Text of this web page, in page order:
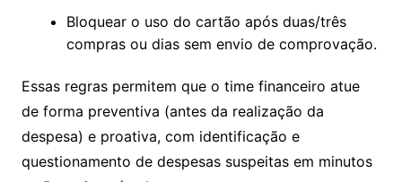
Bloquear o uso do cartão após duas/três
compras ou dias sem envio de comprovação.
Essas regras permitem que o time financeiro atue
de forma preventiva (antes da realização da
despesa) e proativa, com identificação e
questionamento de despesas suspeitas em minutos